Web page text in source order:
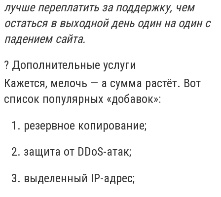
лучше переплатить за поддержку, чем
остаться в выходной день один на один с
падением сайта.
? Дополнительные услуги
Кажется, мелочь — а сумма растёт. Вот
список популярных «добавок»:
резервное копирование;
защита от DDoS-атак;
выделенный IP-адрес;